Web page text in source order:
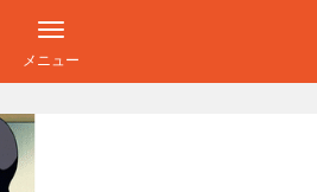
メニュー